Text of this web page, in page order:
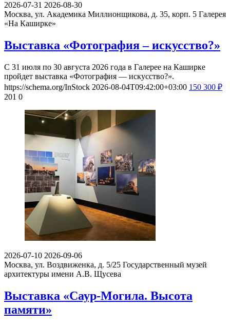
2026-07-31 2026-08-30
Москва, ул. Академика Миллионщикова, д. 35, корп. 5 Галерея
«На Каширке»
Выставка «Фотография – искусство?»
С 31 июля по 30 августа 2026 года в Галерее на Каширке
пройдет выставка «Фотография — искусство?».
https://schema.org/InStock 2026-08-04T09:42:00+03:00 150 300 ₽
201 0
2026-07-10 2026-09-06
Москва, ул. Воздвиженка, д. 5/25 Государственный музей
архитектуры имени А.В. Щусева
Выставка «Саур-Могила. Высота
памяти»